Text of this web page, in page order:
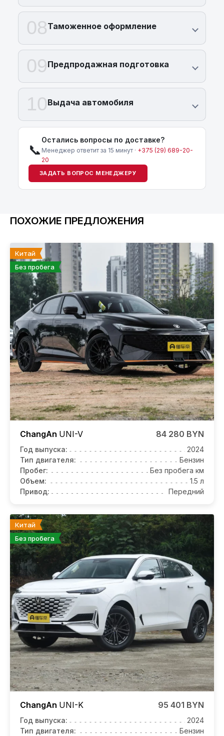
08Таможенное оформление
09Предпродажная подготовка
10Выдача автомобиля
📞
Остались вопросы по доставке?
Менеджер ответит за 15 минут · +375 (29) 689-20-
20
ЗАДАТЬ ВОПРОС МЕНЕДЖЕРУ
ПОХОЖИЕ ПРЕДЛОЖЕНИЯ
Китай
Без пробега
ChangAn UNI-V 84 280 BYN
Год выпуска:
2024
Тип двигателя:
Бензин
Пробег:
Без пробега км
Объем:
1.5 л
Привод:
Передний
Китай
Без пробега
ChangAn UNI-K 95 401 BYN
Год выпуска:
2024
Тип двигателя:
Бензин